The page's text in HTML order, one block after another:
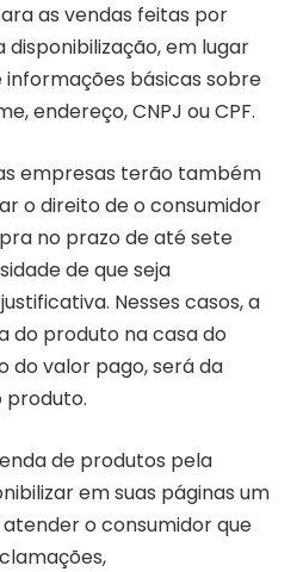
as vendas feitas por
em lugar
informações básicas sobre
endereço, CNPJ ou CPF.
empresas terão também
o direito de o consumidor
no prazo de até sete
de que seja
Nesses casos, a
do produto na casa do
do valor pago, será da
produto.
de produtos pela
em suas páginas um
o consumidor que